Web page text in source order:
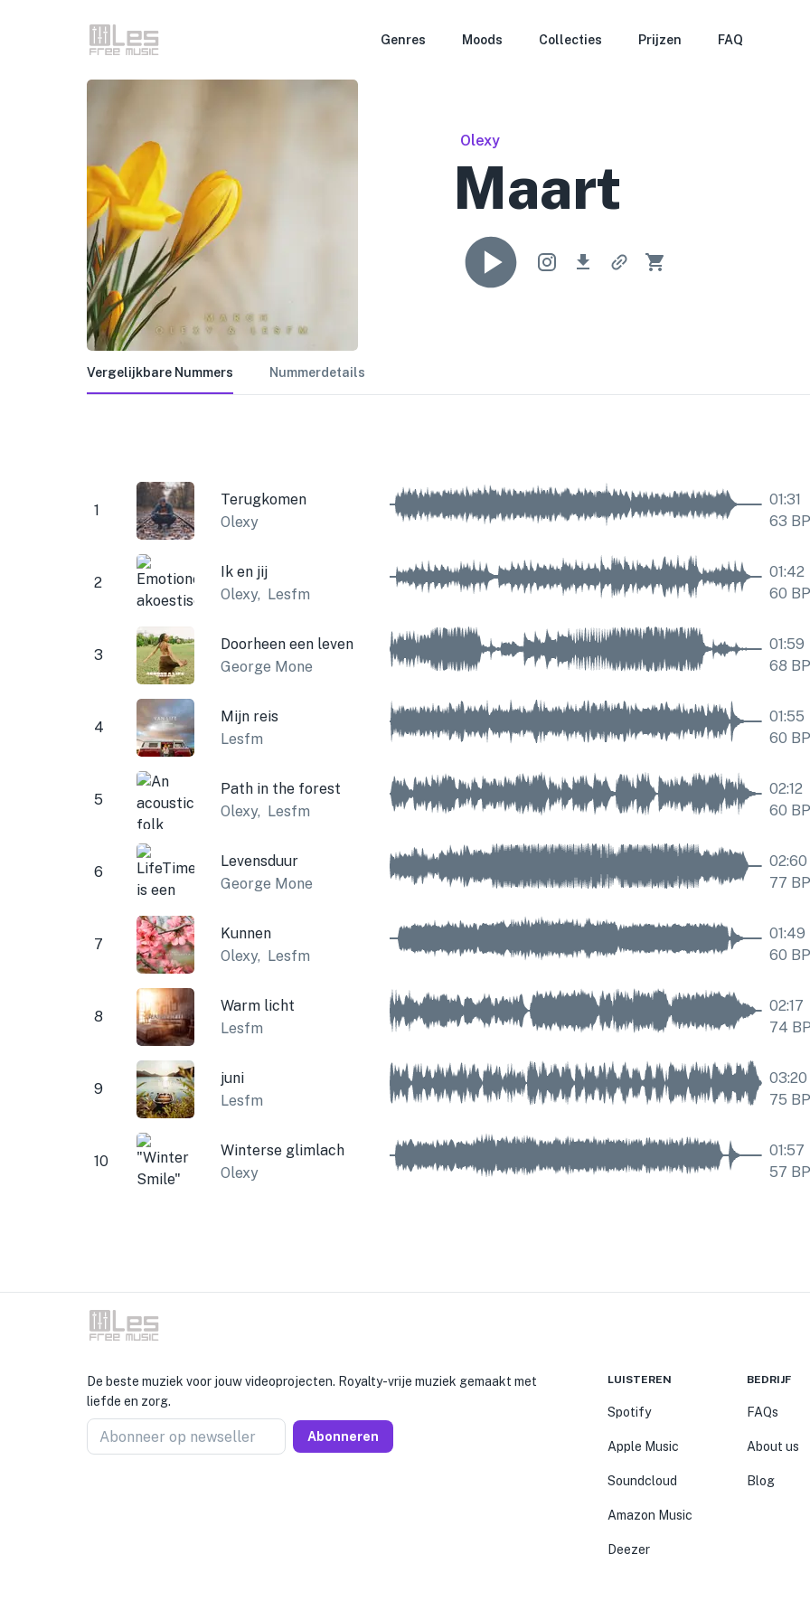
Genres Moods Collecties Prijzen FAQ
Olexy
Maart
Vergelijkbare Nummers Nummerdetails
1
Terugkomen
Olexy
01:31
63
2
Ik en jij
Olexy, Lesfm
01:42
60
3
Doorheen een leven
George Mone
01:59
68
4
Mijn reis
Lesfm
01:55
60
5
Path in the forest
Olexy, Lesfm
02:12
60
6
Levensduur
George Mone
02:60
77
7
Kunnen
Olexy, Lesfm
01:49
60
8
Warm licht
Lesfm
02:17
74
9
juni
Lesfm
03:20
75
10
Winterse glimlach
Olexy
01:57
57
De beste muziek voor jouw videoprojecten. Royalty-vrije muziek gemaakt met
liefde en zorg.
Abonneer op newseller Abonneren
LUISTEREN
Spotify
Apple Music
Soundcloud
Amazon Music
Deezer
BEDRIJF
FAQs
About us
Blog